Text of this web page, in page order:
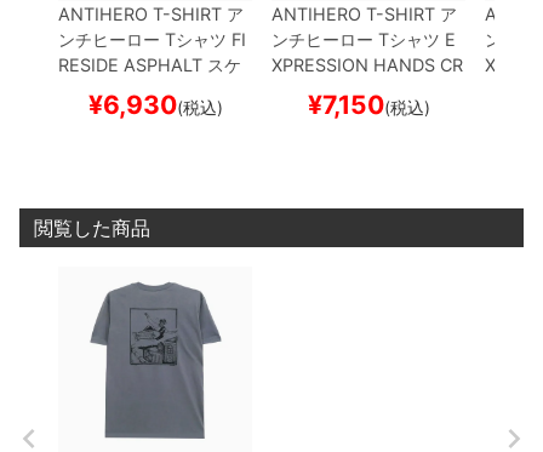
ANTIHERO T-SHIRT ア
ンチヒーロー Tシャツ FI
RESIDE ASPHALT スケ
ートボード スケボー
¥6,930(税込)
ANTIHERO T-SHIRT ア
ンチヒーロー Tシャツ E
XPRESSION HANDS CR
EAMスケートボード ス
ケボー
¥7,150(税込)
ンチヒ
閲覧した商品